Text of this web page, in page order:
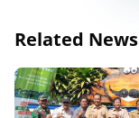
Related News